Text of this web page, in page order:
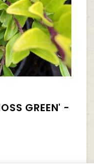
GREEN' -